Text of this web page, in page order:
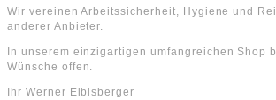
Wir vereinen Arbeitssicherheit, Hygiene und
anderer Anbieter.
In unserem einzigartigen umfangreichen Shop
Wünsche offen.
Ihr Werner Eibisberger